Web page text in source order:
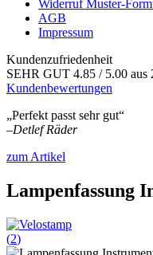
Widerruf Muster-
AGB
Impressum
Kundenzufriedenheit
SEHR GUT 4.85 / 5.00 aus
Kundenbewertungen
„Perfekt passt sehr gut“
–Detlef Räder
zum Artikel
Lampenfassung
(2)